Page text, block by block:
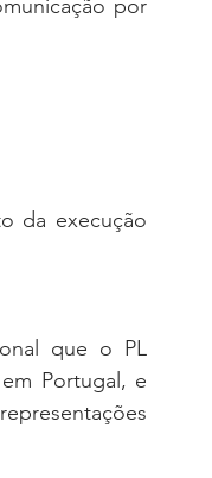
por
da execução
que o PL
Portugal, e